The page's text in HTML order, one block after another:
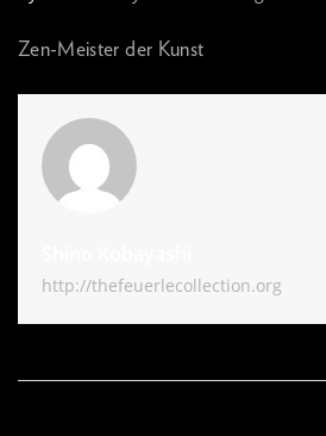
Zen-Meister der Kunst
http://thefeuerlecollection.org